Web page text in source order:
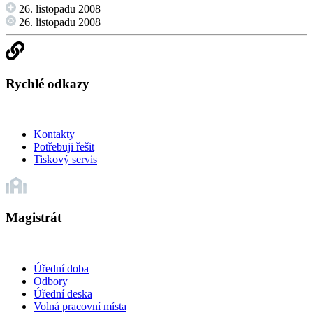
26. listopadu 2008
26. listopadu 2008
Rychlé odkazy
Kontakty
Potřebuji řešit
Tiskový servis
Magistrát
Úřední doba
Odbory
Úřední deska
Volná pracovní místa